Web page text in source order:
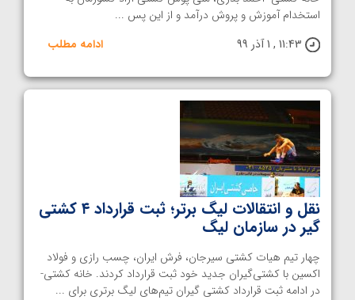
استخدام آموزش و پروش درآمد و از این پس ...
11:43 , 1 آذر 99
ادامه مطلب
نقل و انتقالات لیگ برتر؛ ثبت قرارداد ۴ کشتی
گیر در سازمان لیگ
چهار تیم هیات کشتی سیرجان،‌ فرش ایران، چسب رازی و فولاد
اکسین با کشتی‌گیران جدید خود ثبت قرارداد کردند. خانه کشتی-
در ادامه ثبت قرارداد کشتی گیران تیم‌های لیگ برتری برای ...